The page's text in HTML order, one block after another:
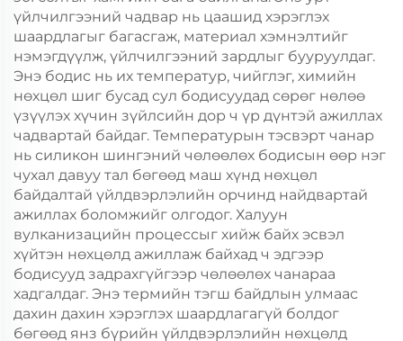
үйлчилгээний чадвар нь цаашид хэрэглэх
шаардлагыг багасгаж, материал хэмнэлтийг
нэмэгдүүлж, үйлчилгээний зардлыг бууруулдаг.
Энэ бодис нь их температур, чийглэг, химийн
нөхцөл шиг бусад сул бодисуудад сөрөг нөлөө
үзүүлэх хүчин зүйлсийн дор ч үр дүнтэй ажиллах
чадвартай байдаг. Температурын тэсвэрт чанар
нь силикон шингэний чөлөөлөх бодисын өөр нэг
чухал давуу тал бөгөөд маш хүнд нөхцөл
байдалтай үйлдвэрлэлийн орчинд найдвартай
ажиллах боломжийг олгодог. Халуун
вулканизацийн процессыг хийж байх эсвэл
хүйтэн нөхцөлд ажиллаж байхад ч эдгээр
бодисууд задрахгүйгээр чөлөөлөх чанараа
хадгалдаг. Энэ термийн тэгш байдлын улмаас
дахин дахин хэрэглэх шаардлагагүй болдог
бөгөөд янз бүрийн үйлдвэрлэлийн нөхцөлд